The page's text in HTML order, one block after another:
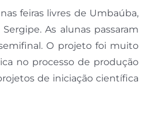
feiras livres de Umbaúba,
As alunas passaram
O projeto foi muito
no processo de produção
de iniciação científica